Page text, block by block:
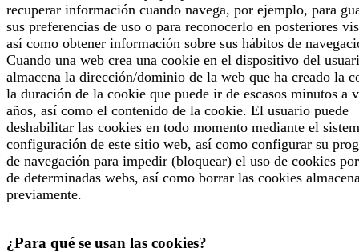
recuperar información cuando navega, por ejemplo, para
sus preferencias de uso o para reconocerlo en posteriores
así como obtener información sobre sus hábitos de
Cuando una web crea una cookie en el dispositivo del
almacena la dirección/dominio de la web que ha creado la
la duración de la cookie que puede ir de escasos minutos a
años, así como el contenido de la cookie. El usuario puede
deshabilitar las cookies en todo momento mediante el
configuración de este sitio web, así como configurar su
de navegación para impedir (bloquear) el uso de cookies
de determinadas webs, así como borrar las cookies
previamente.
¿Para qué se usan las cookies?